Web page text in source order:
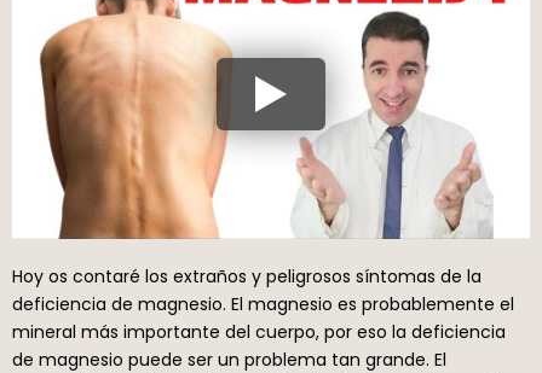
Hoy os contaré los extraños y peligrosos síntomas de la
deficiencia de magnesio. El magnesio es probablemente el
mineral más importante del cuerpo, por eso la deficiencia
de magnesio puede ser un problema tan grande. El